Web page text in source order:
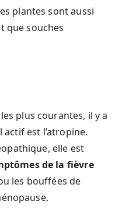
plantes sont aussi
que souches
plus courantes, il y a
est l’atropine.
elle est
de la fièvre
les bouffées de